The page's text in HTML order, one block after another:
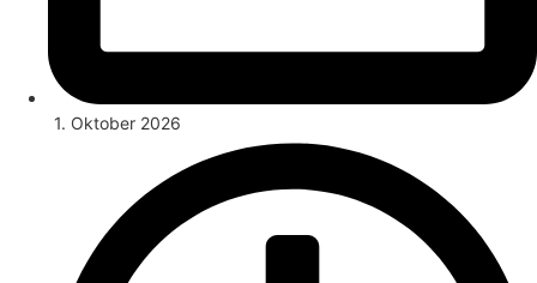
1. Oktober 2026